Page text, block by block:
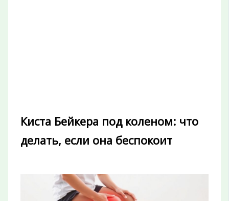
Киста Бейкера под коленом: что
делать, если она беспокоит